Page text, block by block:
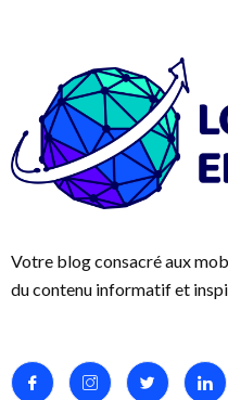
Votre blog consacré aux
du contenu informatif et